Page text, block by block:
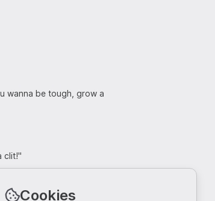
wanna be tough, grow a
clit!"
Cookies